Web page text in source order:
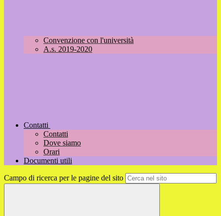
Convenzione con l'università
A.s. 2019-2020
Contatti
Contatti
Dove siamo
Orari
Documenti utili
Campo di ricerca per le pagine del sito